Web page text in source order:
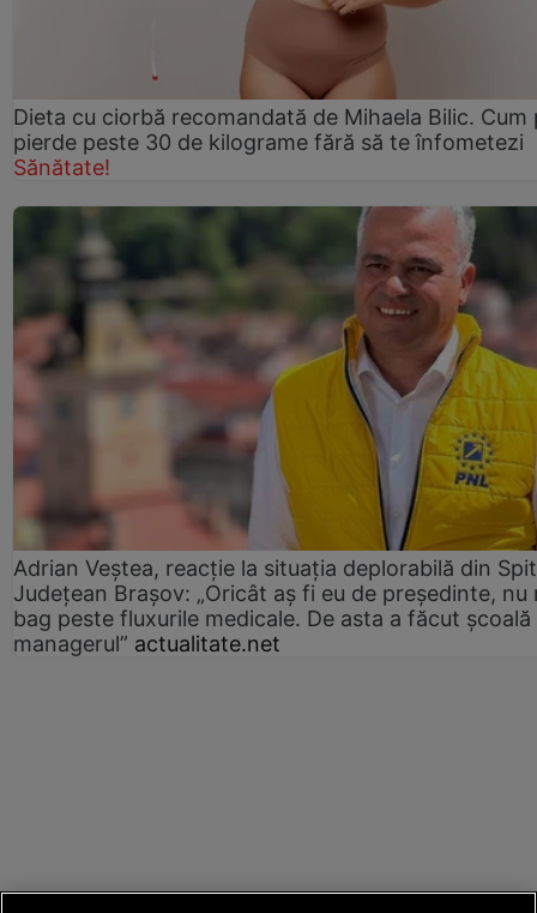
Dieta cu ciorbă recomandată de Mihaela Bilic. Cum
pierde peste 30 de kilograme fără să te înfometezi
Sănătate!
Adrian Veștea, reacție la situația deplorabilă din
Județean Brașov: „Oricât aș fi eu de președinte, nu
bag peste fluxurile medicale. De asta a făcut școală
managerul” actualitate.net